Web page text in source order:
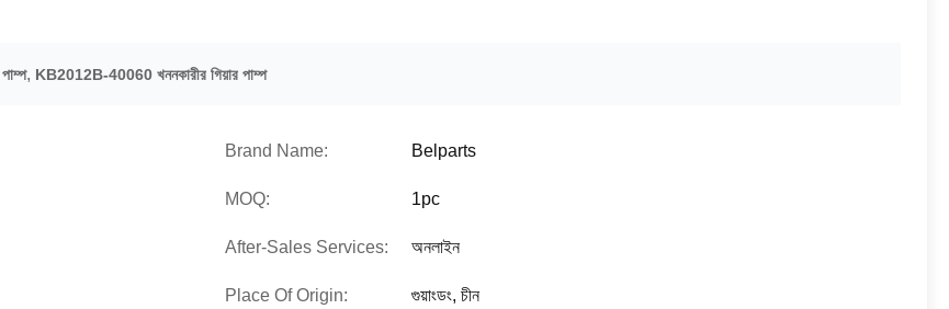
, KB2012B-40060 খননকারীর গিয়ার পাম্প
Brand Name: Belparts
MOQ: 1pc
After-Sales Services: অনলাইন
Place Of Origin: গুয়াংডং, চীন